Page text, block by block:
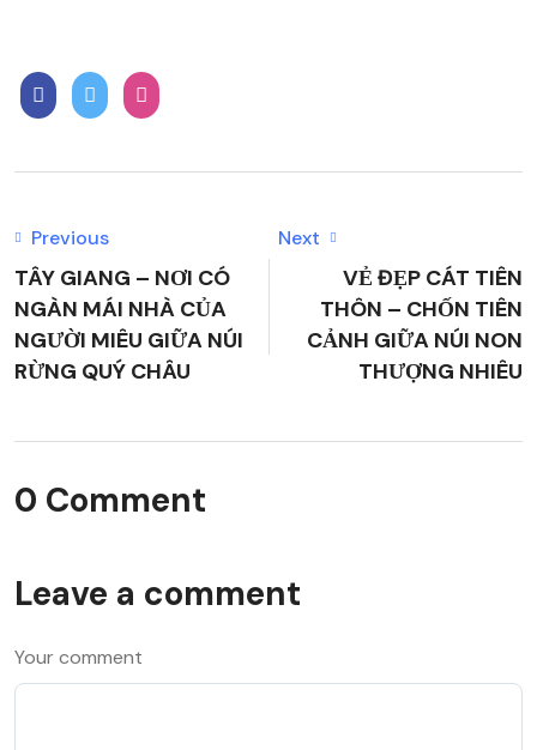
Previous
TÂY GIANG – NƠI CÓ
NGÀN MÁI NHÀ CỦA
NGƯỜI MIÊU GIỮA NÚI
RỪNG QUÝ CHÂU
Next
VẺ ĐẸP CÁT TIÊN
THÔN – CHỐN TIÊN
CẢNH GIỮA NÚI NON
THƯỢNG NHIÊU
0 Comment
Leave a comment
Your comment